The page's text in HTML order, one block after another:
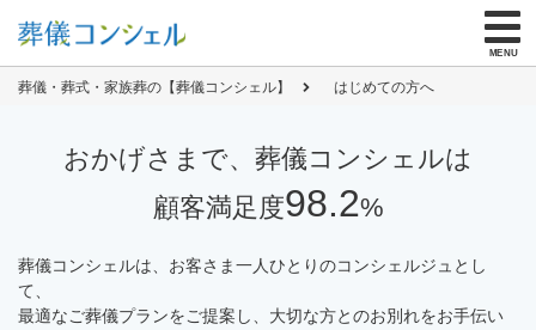
MENU
無料資料請求
お葬式とわからない封筒で郵送／メールも可
ご危篤・ご逝去でお急ぎの方
式場を探す
葬儀・葬式・家族葬の【葬儀コンシェル】 はじめての方へ
おかげさまで、葬儀コンシェルは
顧客満足度98.2%
葬儀コンシェルは、お客さま一人ひとりのコンシェルジュとし
て、
最適なご葬儀プランをご提案し、大切な方とのお別れをお手伝い